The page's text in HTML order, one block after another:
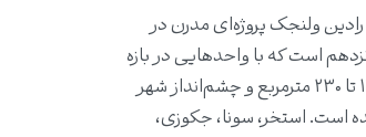
ولنجک پروژه‌ای مدرن در
است که با واحدهایی در بازه
حدود ۱۳۵ تا ۲۳۰ مترمربع و چشم‌انداز شهر
است. استخر، سونا، جکوزی،